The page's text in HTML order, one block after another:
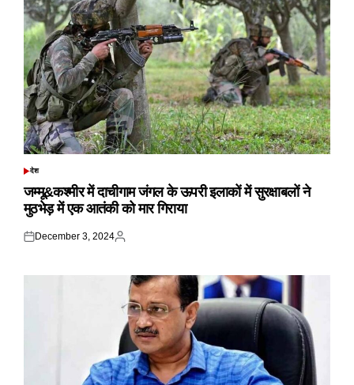
POSTED
देश
जम्मू&कश्मीर में दाचीगाम जंगल के ऊपरी इलाकों में सुरक्षाबलों ने
मुठभेड़ में एक आतंकी को मार गिराया
Posted
December 3, 2024
Posted